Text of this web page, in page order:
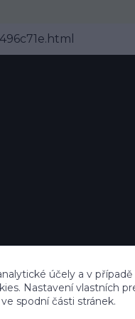
účely a v případě
Nastavení vlastních
spodní části stránek.